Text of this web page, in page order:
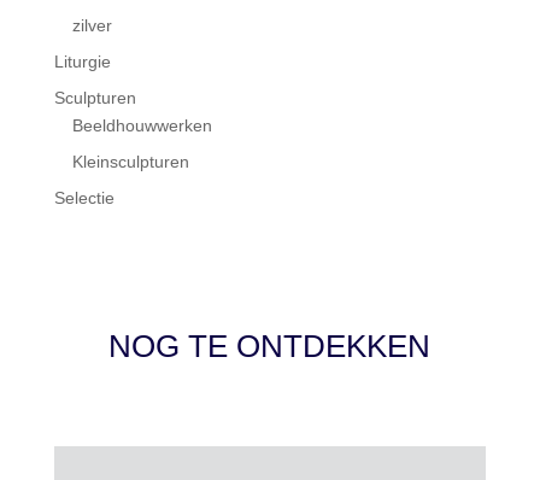
zilver
Liturgie
Sculpturen
Beeldhouwwerken
Kleinsculpturen
Selectie
NOG TE ONTDEKKEN